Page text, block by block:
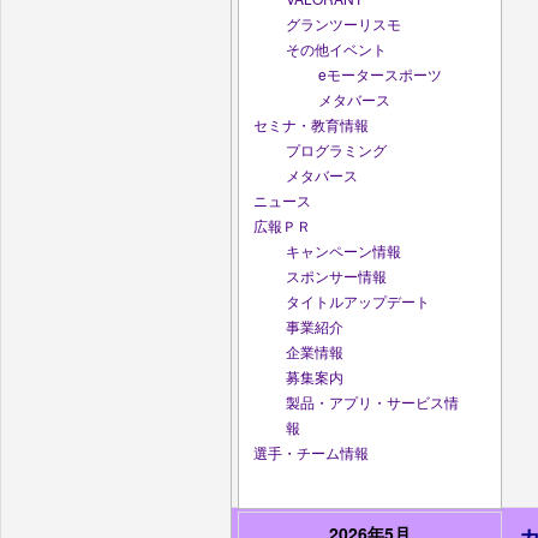
グランツーリスモ
その他イベント
eモータースポーツ
メタバース
セミナ・教育情報
プログラミング
メタバース
ニュース
広報ＰＲ
キャンペーン情報
スポンサー情報
タイトルアップデート
事業紹介
企業情報
募集案内
製品・アプリ・サービス情
報
選手・チーム情報
2026年5月